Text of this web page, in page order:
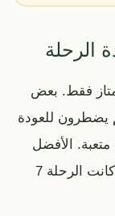
الرحلة
فقط. بعض
يضطرون للعودة
متعبة. الأفضل
توزيع السكن حسب خط السير، خاصة إذا كانت الرحلة 7